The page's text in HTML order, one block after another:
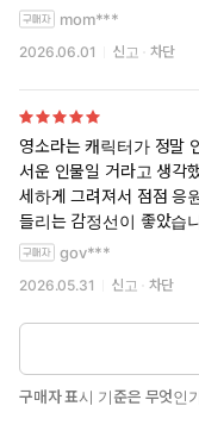
mom***
2026.06.01 신고 차단
영소라는 캐릭터가 정말
서운 인물일 거라고 생각
세하게 그려져서 점점 응
들리는 감정선이 좋았습
gov***
2026.05.31 신고 차단
구매자 표시 기준은 무엇인